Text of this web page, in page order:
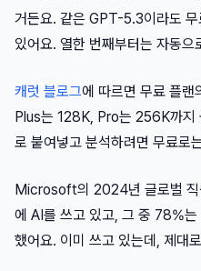
거든요. 같은 GPT-5.3이라도
있어요. 열한 번째부터는 자동
캐럿 블로그에 따르면 무료 플랜
Plus는 128K, Pro는 256K까지
로 붙여넣고 분석하려면 무료로
Microsoft의 2024년 글로벌 직
에 AI를 쓰고 있고, 그 중 78%
했어요. 이미 쓰고 있는데, 제대